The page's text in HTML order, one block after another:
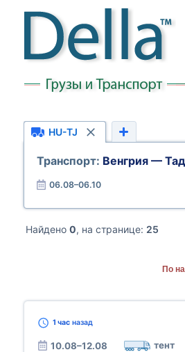
HU-TJ
Транспорт: Венгрия —
06.08–06.10
Найдено 0, на странице: 25
По
1 час назад
10.08–12.08 тент